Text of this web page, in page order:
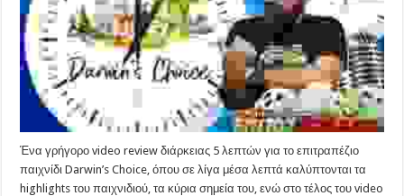
Ένα γρήγορο video review διάρκειας 5 λεπτών για το επιτραπέζιο
παιχνίδι Darwin’s Choice, όπου σε λίγα μέσα λεπτά καλύπτονται τα
highlights του παιχνιδιού, τα κύρια σημεία του, ενώ στο τέλος του video